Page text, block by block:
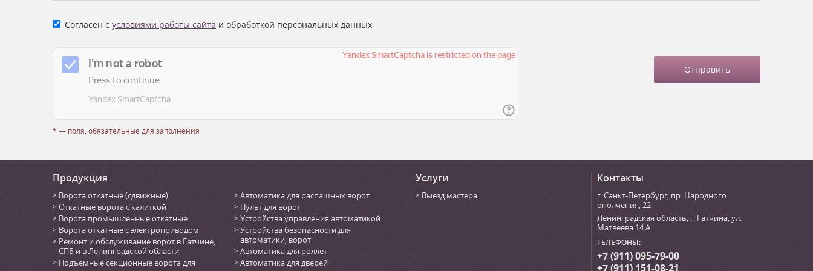
Согласен с условиями работы сайта и обработкой персональных данных
* — поля, обязательные для заполнения
Продукция
Ворота откатные (сдвижные)
Откатные ворота с калиткой
Ворота промышленные откатные
Ворота откатные с электроприводом
Ремонт и обслуживание ворот в Гатчине,
СПБ и в Ленинградской области
Подъемные секционные ворота для
Автоматика для распашных ворот
Пульт для ворот
Устройства управления автоматикой
Устройства безопасности для
автоматики, ворот
Автоматика для роллет
Автоматика для дверей
Услуги
Выезд мастера
Контакты
г. Санкт-Петербург, пр. Народного
ополчения, 22
Ленинградская область, г. Гатчина,ул.
Матвеева 14 А
ТЕЛЕФОНЫ:
+7 (911) 095-79-00
+7 (911) 151-08-21